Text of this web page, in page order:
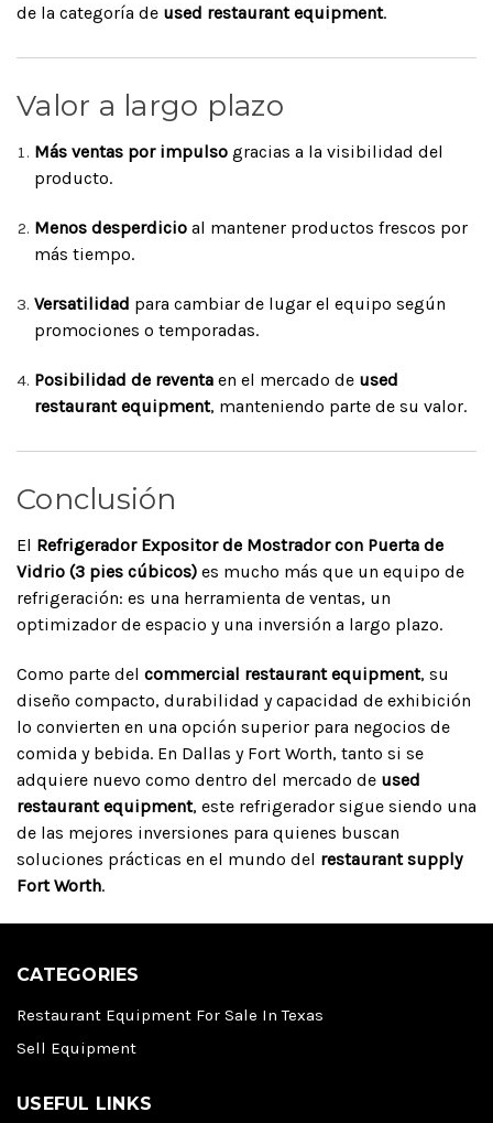
de la categoría de used restaurant equipment.
Valor a largo plazo
Más ventas por impulso gracias a la visibilidad del
producto.
Menos desperdicio al mantener productos frescos por
más tiempo.
Versatilidad para cambiar de lugar el equipo según
promociones o temporadas.
Posibilidad de reventa en el mercado de used
restaurant equipment, manteniendo parte de su valor.
Conclusión
El Refrigerador Expositor de Mostrador con Puerta de
Vidrio (3 pies cúbicos) es mucho más que un equipo de
refrigeración: es una herramienta de ventas, un
optimizador de espacio y una inversión a largo plazo.
Como parte del commercial restaurant equipment, su
diseño compacto, durabilidad y capacidad de exhibición
lo convierten en una opción superior para negocios de
comida y bebida. En Dallas y Fort Worth, tanto si se
adquiere nuevo como dentro del mercado de used
restaurant equipment, este refrigerador sigue siendo una
de las mejores inversiones para quienes buscan
soluciones prácticas en el mundo del restaurant supply
Fort Worth.
CATEGORIES
Restaurant Equipment For Sale In Texas
Sell Equipment
USEFUL LINKS